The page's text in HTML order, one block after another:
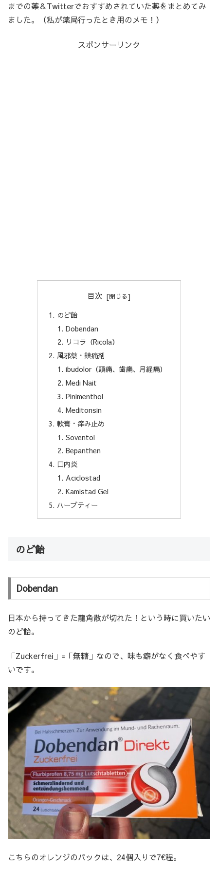
までの薬＆Twitterでおすすめされていた薬をまとめてみ
ました。（私が薬局行ったとき用のメモ！）
スポンサーリンク
目次
のど飴
Dobendan
リコラ（Ricola）
風邪薬・鎮痛剤
ibudolor（頭痛、歯痛、月経痛）
Medi Nait
Pinimenthol
Meditonsin
軟膏・痒み止め
Soventol
Bepanthen
口内炎
Aciclostad
Kamistad Gel
ハーブティー
のど飴
Dobendan
日本から持ってきた龍角散が切れた！という時に買いたい
のど飴。
「Zuckerfrei」=「無糖」なので、味も癖がなく食べやす
いです。
こちらのオレンジのパックは、24個入りで7€程。